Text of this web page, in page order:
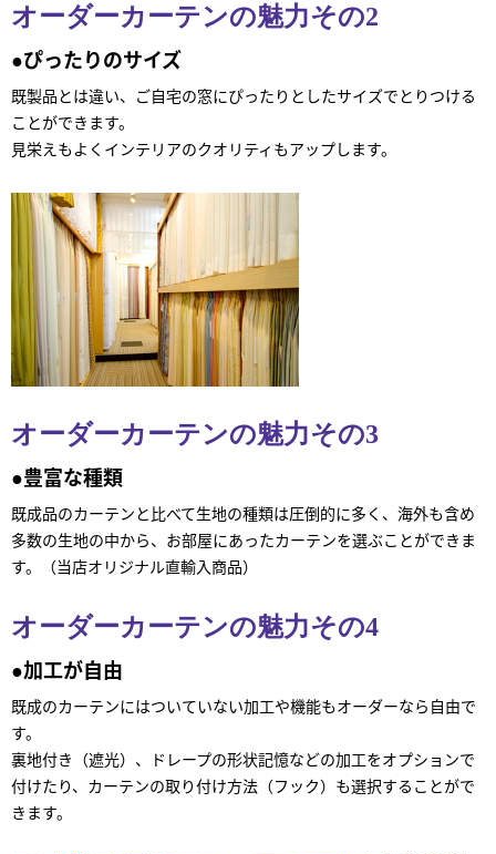
オーダーカーテンの魅力その2
●ぴったりのサイズ
既製品とは違い、ご自宅の窓にぴったりとしたサイズでとりつける
ことができます。
見栄えもよくインテリアのクオリティもアップします。
オーダーカーテンの魅力その3
●豊富な種類
既成品のカーテンと比べて生地の種類は圧倒的に多く、海外も含め
多数の生地の中から、お部屋にあったカーテンを選ぶことができま
す。（当店オリジナル直輸入商品）
オーダーカーテンの魅力その4
●加工が自由
既成のカーテンにはついていない加工や機能もオーダーなら自由で
す。
裏地付き（遮光）、ドレープの形状記憶などの加工をオプションで
付けたり、カーテンの取り付け方法（フック）も選択することがで
きます。